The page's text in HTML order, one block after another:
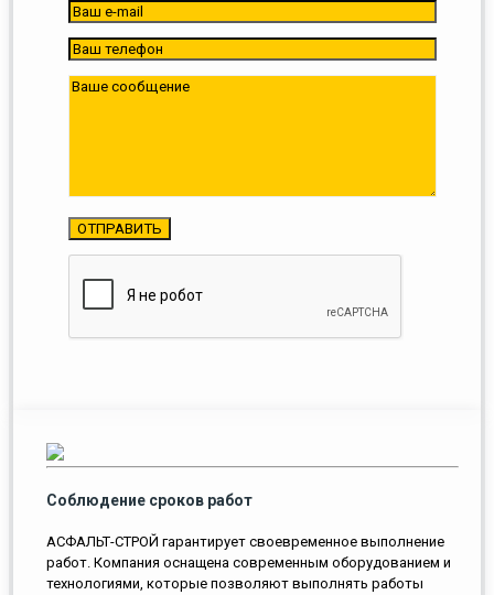
Соблюдение сроков работ
АСФАЛЬТ-СТРОЙ гарантирует своевременное выполнение
работ. Компания оснащена современным оборудованием и
технологиями, которые позволяют выполнять работы